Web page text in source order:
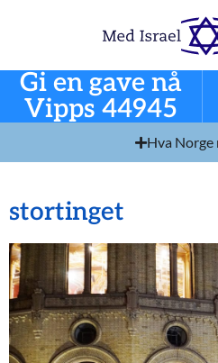
Gi en gave nå
Vipps 44945
Hva Norge
stortinget